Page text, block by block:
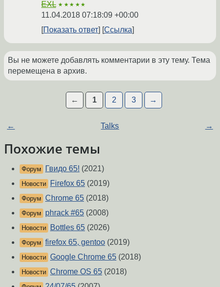
EXL ★★★★★
11.04.2018 07:18:09 +00:00
Показать ответ
Ссылка
Вы не можете добавлять комментарии в эту тему. Тема
перемещена в архив.
← 1 2 3 →
← Talks →
Похожие темы
Форум Гвидо 65! (2021)
Новости Firefox 65 (2019)
Форум Chrome 65 (2018)
Форум phrack #65 (2008)
Новости Bottles 65 (2026)
Форум firefox 65, gentoo (2019)
Новости Google Chrome 65 (2018)
Новости Chrome OS 65 (2018)